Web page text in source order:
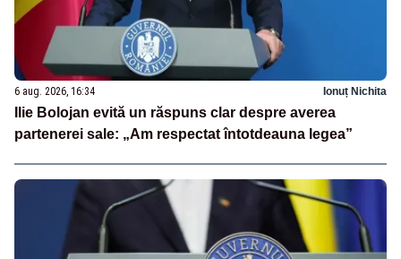
6 aug. 2026, 16:34 Ionuț Nichita
Ilie Bolojan evită un răspuns clar despre averea
partenerei sale: „Am respectat întotdeauna legea”